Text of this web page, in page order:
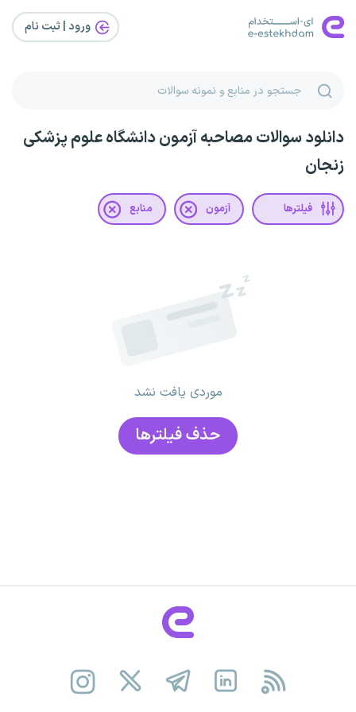
ورود | ثبت‌ نام
دانلود سوالات مصاحبه آزمون دانشگاه علوم پزشکی
زنجان
فیلترها آزمون منابع
موردی یافت نشد
حذف فیلتر‌ها